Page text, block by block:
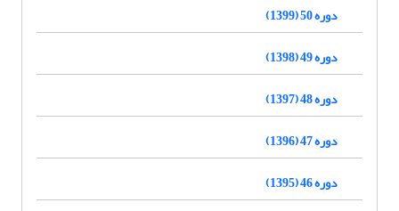
دوره 50 (1399)
دوره 49 (1398)
دوره 48 (1397)
دوره 47 (1396)
دوره 46 (1395)